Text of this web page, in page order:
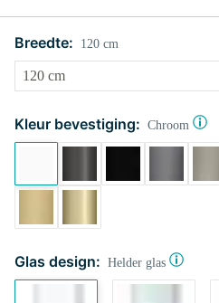
Breedte: 120 cm
Kleur bevestiging: Chroom
Glas design: Helder glas